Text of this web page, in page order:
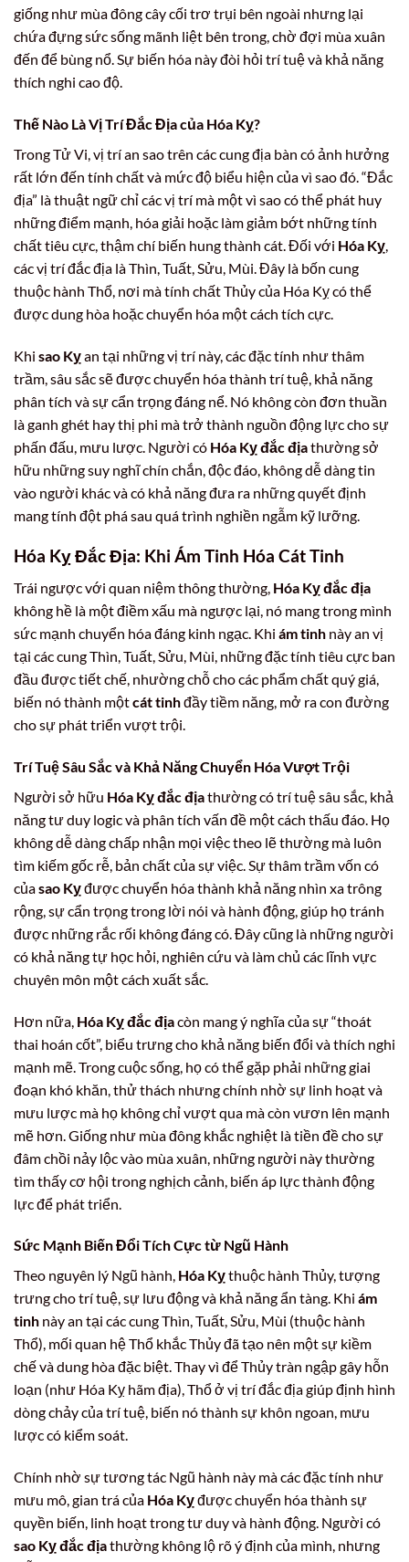
giống như mùa đông cây cối trơ trụi bên ngoài nhưng lại
chứa đựng sức sống mãnh liệt bên trong, chờ đợi mùa xuân
đến để bùng nổ. Sự biến hóa này đòi hỏi trí tuệ và khả năng
thích nghi cao độ.
Thế Nào Là Vị Trí Đắc Địa của Hóa Kỵ?
Trong Tử Vi, vị trí an sao trên các cung địa bàn có ảnh hưởng
rất lớn đến tính chất và mức độ biểu hiện của vì sao đó. “Đắc
địa” là thuật ngữ chỉ các vị trí mà một vì sao có thể phát huy
những điểm mạnh, hóa giải hoặc làm giảm bớt những tính
chất tiêu cực, thậm chí biến hung thành cát. Đối với Hóa Kỵ
các vị trí đắc địa là Thìn, Tuất, Sửu, Mùi. Đây là bốn cung
thuộc hành Thổ, nơi mà tính chất Thủy của Hóa Kỵ có thể
được dung hòa hoặc chuyển hóa một cách tích cực.
Khi sao Kỵan tại những vị trí này, các đặc tính như thâm
trầm, sâu sắc sẽ được chuyển hóa thành trí tuệ, khả năng
phân tích và sự cẩn trọng đáng nể. Nó không còn đơn thuần
là ganh ghét hay thị phi mà trở thành nguồn động lực cho sự
phấn đấu, mưu lược. Người có Hóa Kỵ đắc địathường sở
hữu những suy nghĩ chín chắn, độc đáo, không dễ dàng tin
vào người khác và có khả năng đưa ra những quyết định
mang tính đột phá sau quá trình nghiền ngẫm kỹ lưỡng.
Hóa Kỵ Đắc Địa: Khi Ám Tinh Hóa Cát Tinh
Trái ngược với quan niệm thông thường, Hóa Kỵ đắc địa
không hề là một điềm xấu mà ngược lại, nó mang trong mình
sức mạnh chuyển hóa đáng kinh ngạc. Khi ám tinh này an vị
tại các cung Thìn, Tuất, Sửu, Mùi, những đặc tính tiêu cực ban
đầu được tiết chế, nhường chỗ cho các phẩm chất quý giá,
biến nó thành mộtcát tinhđầy tiềm năng, mở ra con đường
cho sự phát triển vượt trội.
Trí Tuệ Sâu Sắc và Khả Năng Chuyển Hóa Vượt Trội
Người sở hữu Hóa Kỵ đắc địathường có trí tuệ sâu sắc, khả
năng tư duy logic và phân tích vấn đề một cách thấu đáo. Họ
không dễ dàng chấp nhận mọi việc theo lẽ thường mà luôn
tìm kiếm gốc rễ, bản chất của sự việc. Sự thâm trầm vốn có
củasao Kỵđược chuyển hóa thành khả năng nhìn xa trông
rộng, sự cẩn trọng trong lời nói và hành động, giúp họ tránh
được những rắc rối không đáng có. Đây cũng là những người
có khả năng tự học hỏi, nghiên cứu và làm chủ các lĩnh vực
chuyên môn một cách xuất sắc.
Hơn nữa, Hóa Kỵ đắc địacòn mang ý nghĩa của sự “thoát
thai hoán cốt”, biểu trưng cho khả năng biến đổi và thích nghi
mạnh mẽ. Trong cuộc sống, họ có thể gặp phải những giai
đoạn khó khăn, thử thách nhưng chính nhờ sự linh hoạt và
mưu lược mà họ không chỉ vượt qua mà còn vươn lên mạnh
mẽ hơn. Giống như mùa đông khắc nghiệt là tiền đề cho sự
đâm chồi nảy lộc vào mùa xuân, những người này thường
tìm thấy cơ hội trong nghịch cảnh, biến áp lực thành động
lực để phát triển.
Sức Mạnh Biến Đổi Tích Cực từ Ngũ Hành
Theo nguyên lý Ngũ hành, Hóa Kỵthuộc hành Thủy, tượng
trưng cho trí tuệ, sự lưu động và khả năng ẩn tàng. Khi ám
tinh này an tại các cung Thìn, Tuất, Sửu, Mùi (thuộc hành
Thổ), mối quan hệ Thổ khắc Thủy đã tạo nên một sự kiềm
chế và dung hòa đặc biệt. Thay vì để Thủy tràn ngập gây hỗn
loạn (như Hóa Kỵ hãm địa), Thổ ở vị trí đắc địa giúp định hình
dòng chảy của trí tuệ, biến nó thành sự khôn ngoan, mưu
lược có kiểm soát.
Chính nhờ sự tương tác Ngũ hành này mà các đặc tính như
mưu mô, gian trá của Hóa Kỵđược chuyển hóa thành sự
quyền biến, linh hoạt trong tư duy và hành động. Người có
sao Kỵ đắc địathường không lộ rõ ý định của mình, nhưng